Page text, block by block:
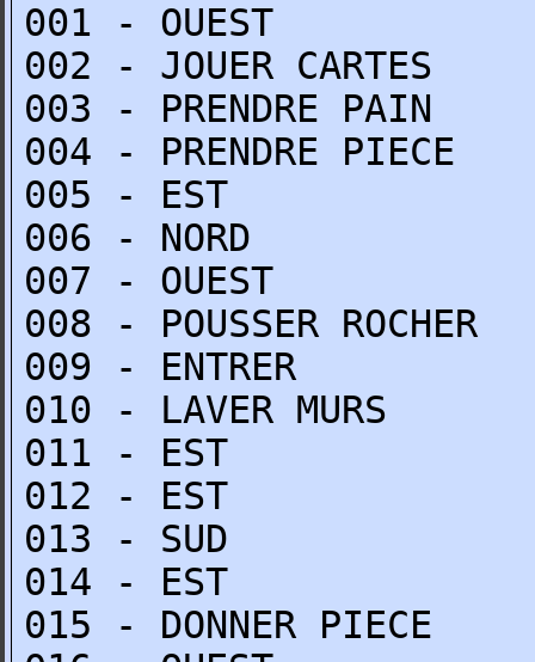
001 - OUEST
002 - JOUER CARTES
003 - PRENDRE PAIN
004 - PRENDRE PIECE
005 - EST
006 - NORD
007 - OUEST
008 - POUSSER ROCHER
009 - ENTRER
010 - LAVER MURS
011 - EST
012 - EST
013 - SUD
014 - EST
015 - DONNER PIECE